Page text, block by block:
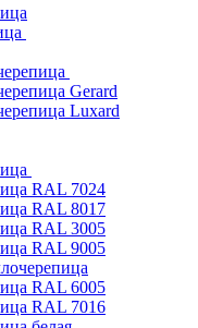
Gerard
Luxard
RAL 7024
RAL 8017
RAL 3005
RAL 9005
RAL 6005
RAL 7016